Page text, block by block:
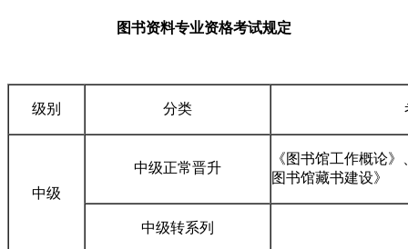
图书资料专业资格考试规定
级别 分类
中级
中级正常晋升
《图书馆工作概论
图书馆藏书建设》
中级转系列